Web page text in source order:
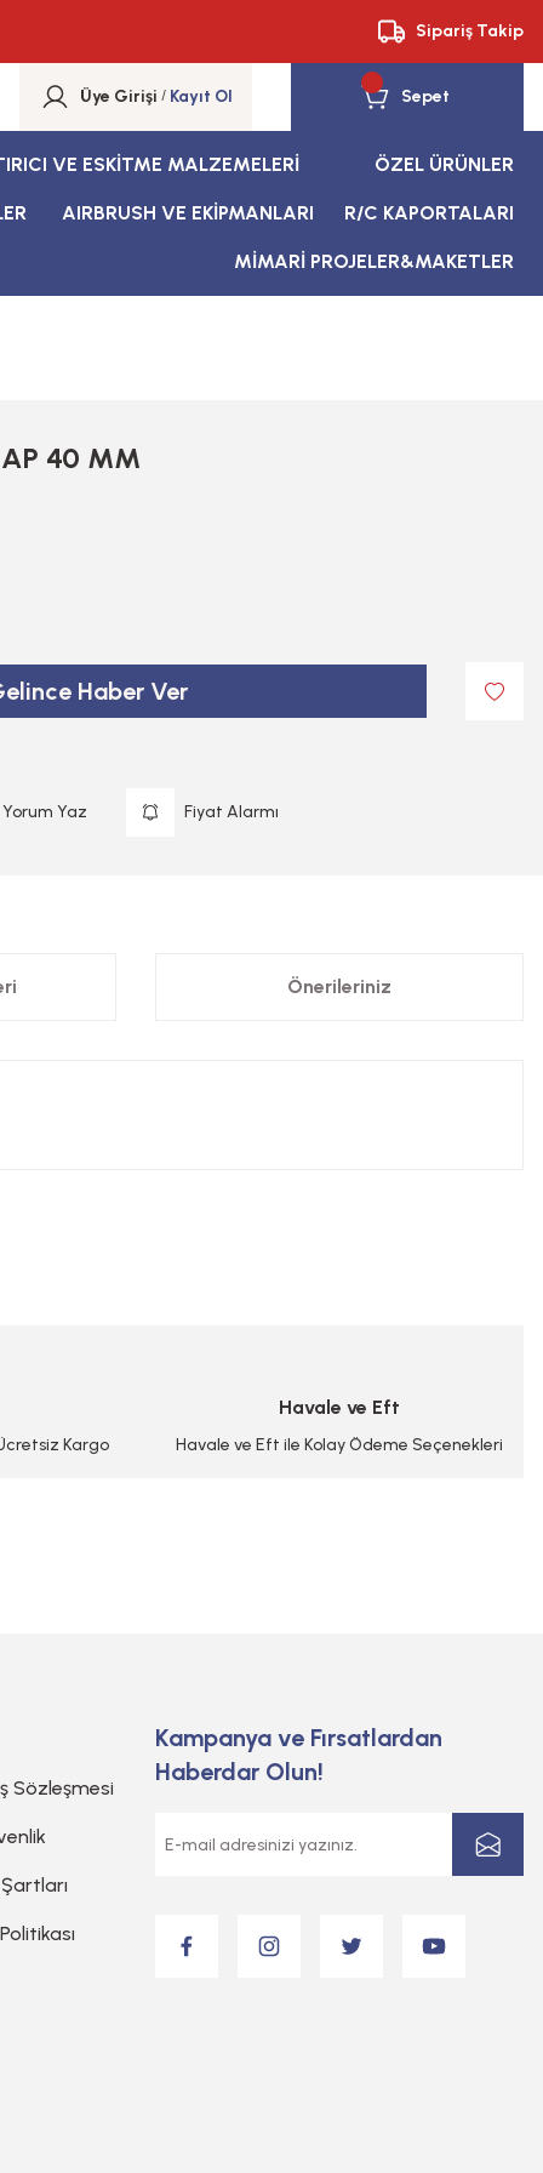
Sipariş Takip
Üye Girişi / Kayıt Ol Sepet
VE ESKİTME MALZEMELERİ ÖZEL ÜRÜNLER
AIRBRUSH VE EKİPMANLARI R/C KAPORTALARI
MİMARİ PROJELER&MAKETLER
40 MM
Haber Ver
Yorum Yaz Fiyat Alarmı
Önerileriniz
Kargo
Havale ve Eft
Havale ve Eft ile Kolay Ödeme Seçenekleri
Sözleşmesi
Kampanya ve Fırsatlardan
Haberdar Olun!